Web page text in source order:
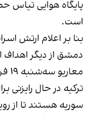
است.
بنا بر اعلام ارتش
دمشق از دیگر اهداف
ترکیه در حال رایزنی
سوریه هستند تا از